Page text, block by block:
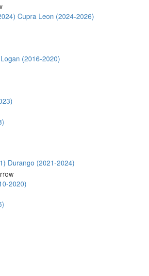
Cupra Leon (2024-2026)
Logan (2016-2020)
Durango (2021-2024)
2020)